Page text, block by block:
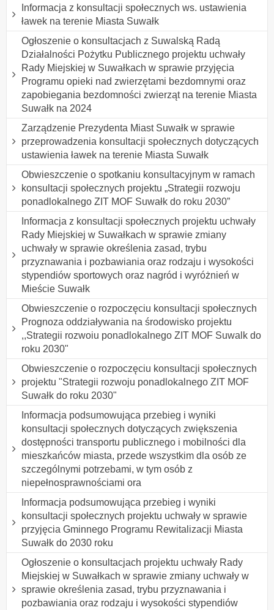
Informacja z konsultacji społecznych ws. ustawienia
ławek na terenie Miasta Suwałk
Ogłoszenie o konsultacjach z Suwalską Radą
Działalności Pożytku Publicznego projektu uchwały
Rady Miejskiej w Suwałkach w sprawie przyjęcia
Programu opieki nad zwierzętami bezdomnymi oraz
zapobiegania bezdomności zwierząt na terenie Miasta
Suwałk na 2024
Zarządzenie Prezydenta Miast Suwałk w sprawie
przeprowadzenia konsultacji społecznych dotyczących
ustawienia ławek na terenie Miasta Suwałk
Obwieszczenie o spotkaniu konsultacyjnym w ramach
konsultacji społecznych projektu „Strategii rozwoju
ponadlokalnego ZIT MOF Suwałk do roku 2030”
Informacja z konsultacji społecznych projektu uchwały
Rady Miejskiej w Suwałkach w sprawie zmiany
uchwały w sprawie określenia zasad, trybu
przyznawania i pozbawiania oraz rodzaju i wysokości
stypendiów sportowych oraz nagród i wyróżnień w
Mieście Suwałk
Obwieszczenie o rozpoczęciu konsultacji społecznych
Prognoza oddziaływania na środowisko projektu
,,Strategii rozwoiu ponadlokalnego ZIT MOF Suwalk do
roku 2030"
Obwieszczenie o rozpoczęciu konsultacji społecznych
projektu "Strategii rozwoju ponadlokalnego ZIT MOF
Suwałk do roku 2030"
Informacja podsumowująca przebieg i wyniki
konsultacji społecznych dotyczących zwiększenia
dostępności transportu publicznego i mobilności dla
mieszkańców miasta, przede wszystkim dla osób ze
szczególnymi potrzebami, w tym osób z
niepełnosprawnościami ora
Informacja podsumowująca przebieg i wyniki
konsultacji społecznych projektu uchwały w sprawie
przyjęcia Gminnego Programu Rewitalizacji Miasta
Suwałk do 2030 roku
Ogłoszenie o konsultacjach projektu uchwały Rady
Miejskiej w Suwałkach w sprawie zmiany uchwały w
sprawie określenia zasad, trybu przyznawania i
pozbawiania oraz rodzaju i wysokości stypendiów